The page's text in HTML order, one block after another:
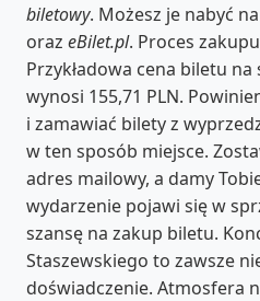
biletowy. Możesz je nabyć
oraz eBilet.pl. Proces
Przykładowa cena biletu
wynosi 155,71 PLN.
i zamawiać bilety z
w ten sposób miejsce.
adres mailowy, a damy
wydarzenie pojawi się w
szansę na zakup biletu.
Staszewskiego to zawsze
doświadczenie. Atmosfera